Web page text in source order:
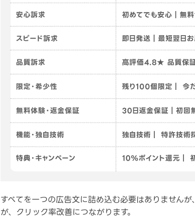
すべてを一つの広告文に詰め込む必要はありませんが、
が、クリック率改善につながります。